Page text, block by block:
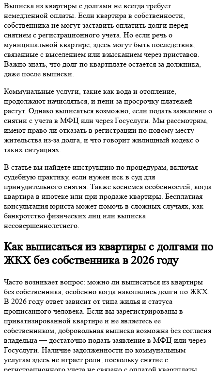
Выписка из квартиры с долгами не всегда требует
немедленной оплаты. Если квартира в собственности,
собственника не могут заставить оплатить долги перед
снятием с регистрационного учета. Но если речь о
муниципальной квартире, здесь могут быть последствия,
связанные с выселением или взысканием через приставов.
Важно знать, что долг по квартплате остается за должника,
даже после выписки.
Коммунальные услуги, такие как вода и отопление,
продолжают начисляться, и пени за просрочку платежей
растут. Однако выписаться возможно, если подать заявление о
снятии с учета в МФЦ или через Госуслуги. Мы рассмотрим,
имеют право ли отказать в регистрации по новому месту
жительства из-за долга, и что говорит жилищный кодекс о
таких ситуациях.
В статье вы найдете инструкцию по процедурам, включая
судебную практику, если нужен иск в суд для
принудительного снятия. Также коснемся особенностей, когда
квартира в ипотеке или при продаже квартиры. Бесплатная
консультация юриста может помочь в сложных случаях, как
банкротство физических лиц или выписка
несовершеннолетнего.
Как выписаться из квартиры с долгами по
ЖКХ без собственника в 2026 году
Часто возникает вопрос: можно ли выписаться из квартиры
без собственника, особенно когда накопились долги по ЖКХ.
В 2026 году ответ зависит от типа жилья и статуса
прописанного человека. Если вы зарегистрированы в
приватизированной квартире и не являетесь ее
собственником, добровольная выписка возможна без согласия
владельца — достаточно подать заявление в МФЦ или через
Госуслуги. Наличие задолженности по коммунальным
услугам здесь не играет роли, поскольку снятие с
регистрационного учета не связано с оплатой квартплаты.